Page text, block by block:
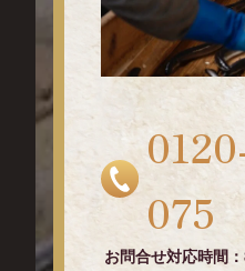
075
お問合せ対応時間